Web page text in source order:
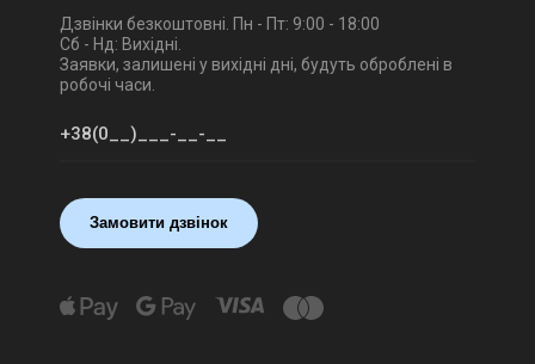
Дзвінки безкоштовні. Пн - Пт: 9:00 - 18:00
Сб - Нд: Вихідні.
Заявки, залишені у вихідні дні, будуть оброблені в
робочі часи.
Замовити дзвінок